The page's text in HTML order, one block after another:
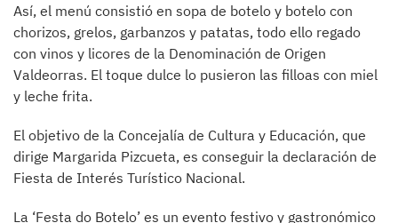
Así, el menú consistió en sopa de botelo y botelo con
chorizos, grelos, garbanzos y patatas, todo ello regado
con vinos y licores de la Denominación de Origen
Valdeorras. El toque dulce lo pusieron las filloas con miel
y leche frita.
El objetivo de la Concejalía de Cultura y Educación, que
dirige Margarida Pizcueta, es conseguir la declaración de
Fiesta de Interés Turístico Nacional.
La ‘Festa do Botelo’ es un evento festivo y gastronómico